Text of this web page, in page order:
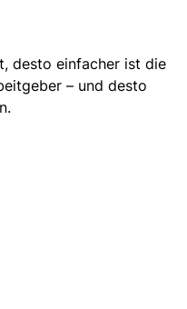
desto einfacher ist die
– und desto